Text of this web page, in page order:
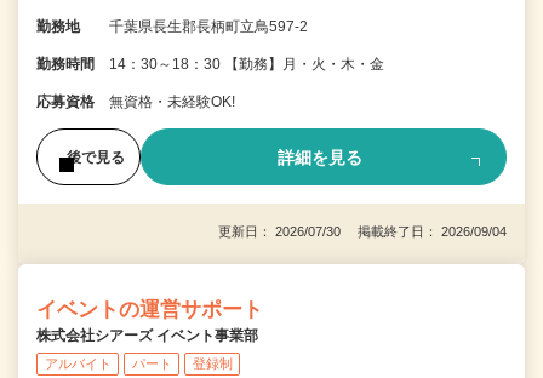
勤務地 千葉県長生郡長柄町立鳥597-2
勤務時間 14：30～18：30 【勤務】月・火・木・金
応募資格 無資格・未経験OK!
後で見る 詳細を見る
更新日： 2026/07/30 掲載終了日： 2026/09/04
イベントの運営サポート
株式会社シアーズ イベント事業部
アルバイト パート 登録制